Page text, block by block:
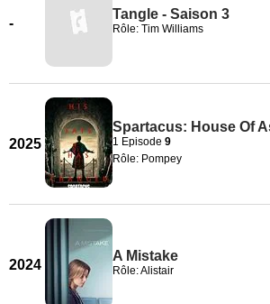
-
Tangle - Saison 3
Rôle: Tim Williams
2025
Spartacus: House Of
1 Episode 9
Rôle: Pompey
2024
A Mistake
Rôle: Alistair